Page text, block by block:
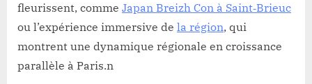
fleurissent, comme Japan Breizh Con à Saint‑Brieuc
ou l’expérience immersive de la région, qui
montrent une dynamique régionale en croissance
parallèle à Paris.n